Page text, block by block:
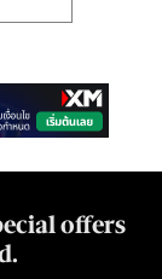
offers